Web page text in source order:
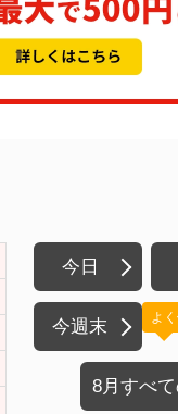
今日
今週末
8月すべ
よ